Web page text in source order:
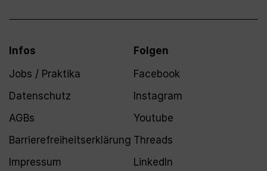
Infos
Jobs / Praktika
Datenschutz
AGBs
Barrierefreiheitserklärung
Impressum
Folgen
Facebook
Instagram
Youtube
Threads
LinkedIn